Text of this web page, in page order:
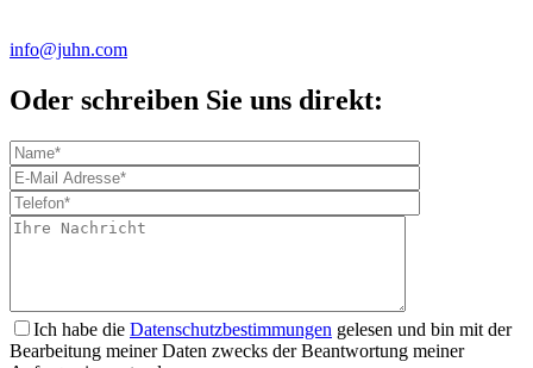
info@juhn.com
Oder schreiben Sie uns direkt:
Ich habe die Datenschutzbestimmungen gelesen und bin mit der
Bearbeitung meiner Daten zwecks der Beantwortung meiner